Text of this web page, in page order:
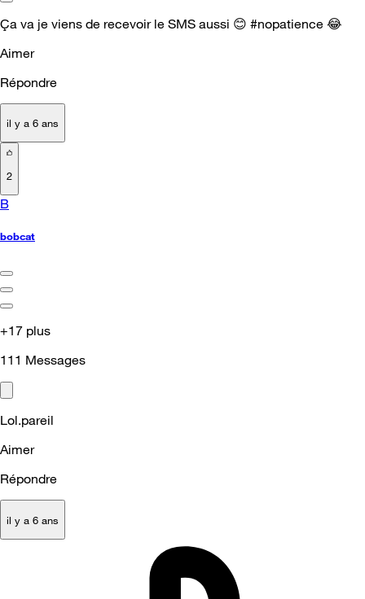
Ça va je viens de recevoir le SMS aussi 😊 #nopatience 😂
Aimer
Répondre
il y a 6 ans
2
B
bobcat
+17 plus
111 Messages
Lol.pareil
Aimer
Répondre
il y a 6 ans